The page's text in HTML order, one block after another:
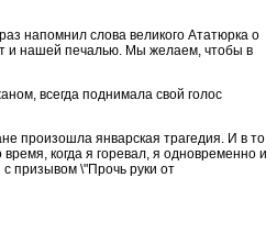
напомнил сло­ва великого Ататюрка о
и нашей печалью. Мы желаем, чтобы в
всегда поднимала свой голос
произош­ла январская трагедия. И в то
когда я горевал, я одновре­менно и
призывом \"Прочь руки от